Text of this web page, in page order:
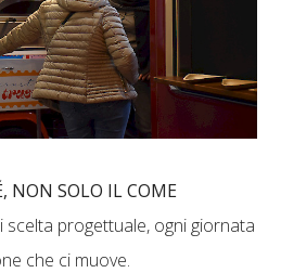
NON SOLO IL COME
scelta progettuale, ogni giornata
che ci muove.